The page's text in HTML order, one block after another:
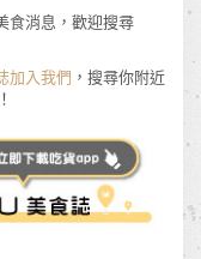
食消息，歡迎搜尋
加入我們 ，搜尋你附近